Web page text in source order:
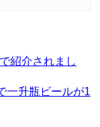
紹介されまし
一升瓶ビールが1